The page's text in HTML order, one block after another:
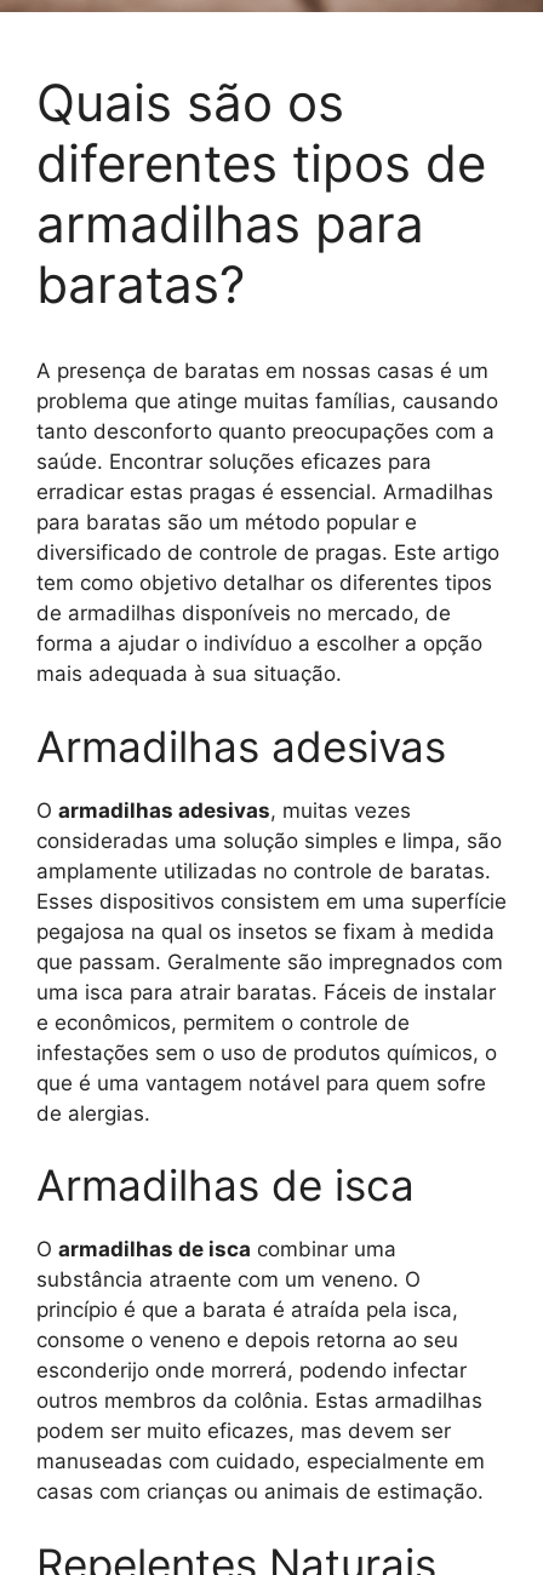
Quais são os
diferentes tipos de
armadilhas para
baratas?
A presença de baratas em nossas casas é um
problema que atinge muitas famílias, causando
tanto desconforto quanto preocupações com a
saúde. Encontrar soluções eficazes para
erradicar estas pragas é essencial. Armadilhas
para baratas são um método popular e
diversificado de controle de pragas. Este artigo
tem como objetivo detalhar os diferentes tipos
de armadilhas disponíveis no mercado, de
forma a ajudar o indivíduo a escolher a opção
mais adequada à sua situação.
Armadilhas adesivas
O armadilhas adesivas, muitas vezes
consideradas uma solução simples e limpa, são
amplamente utilizadas no controle de baratas.
Esses dispositivos consistem em uma superfície
pegajosa na qual os insetos se fixam à medida
que passam. Geralmente são impregnados com
uma isca para atrair baratas. Fáceis de instalar
e econômicos, permitem o controle de
infestações sem o uso de produtos químicos, o
que é uma vantagem notável para quem sofre
de alergias.
Armadilhas de isca
O armadilhas de isca combinar uma
substância atraente com um veneno. O
princípio é que a barata é atraída pela isca,
consome o veneno e depois retorna ao seu
esconderijo onde morrerá, podendo infectar
outros membros da colônia. Estas armadilhas
podem ser muito eficazes, mas devem ser
manuseadas com cuidado, especialmente em
casas com crianças ou animais de estimação.
Repelentes Naturais